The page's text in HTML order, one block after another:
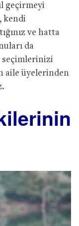
geçirmeyi
kendi
ve hatta
da
seçimlerinizi
aile üyelerinden